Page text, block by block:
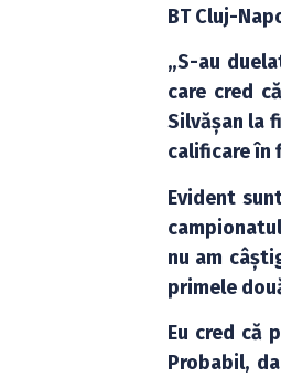
BT Cluj-
„S-au
care cred
Silvășan la
calificare în
Evident
nu am
primele
Eu cred că
Probabil,